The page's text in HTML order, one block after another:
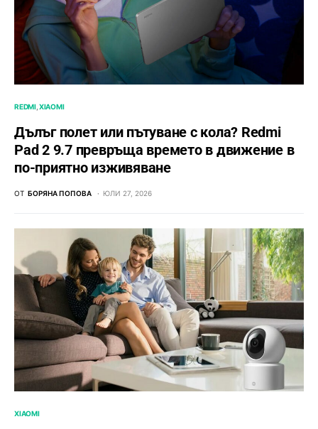
REDMI XIAOMI
Дълъг полет или пътуване с кола? Redmi
Pad 2 9.7 превръща времето в движение в
по-приятно изживяване
ОТ БОРЯНА ПОПОВА ЮЛИ 27, 2026
XIAOMI